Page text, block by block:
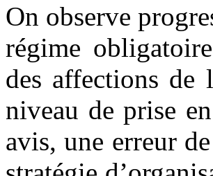
On observe
régime
des affections
niveau de prise
avis, une erreur